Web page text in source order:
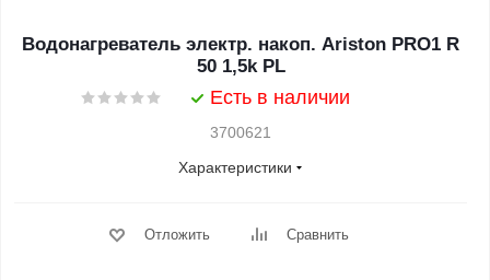
Водонагреватель электр. накоп. Ariston PRO1 R
50 1,5k PL
Есть в наличии
3700621
Характеристики
Отложить Сравнить